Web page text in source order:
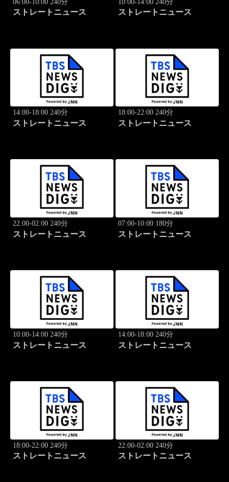
06:00-10:00 240分
ストレートニュース
10:00-14:00 240分
ストレートニュース
14:00-18:00 240分
ストレートニュース
18:00-22:00 240分
ストレートニュース
22:00-02:00 240分
ストレートニュース
07:00-10:00 180分
ストレートニュース
10:00-14:00 240分
ストレートニュース
14:00-18:00 240分
ストレートニュース
18:00-22:00 240分
ストレートニュース
22:00-02:00 240分
ストレートニュース